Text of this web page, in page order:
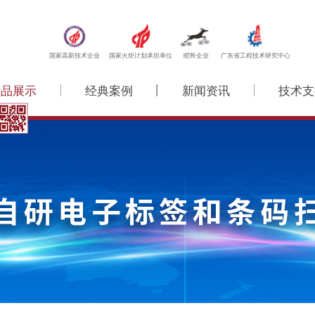
国家高新技术企业 国家火炬计划承担单位 瞪羚企业 广东省工程技术研究中心
展示 经典案例 新闻资讯 技术